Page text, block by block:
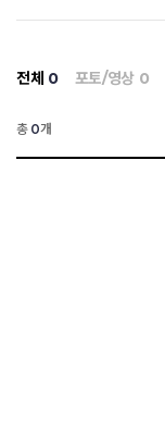
전체 0 포토/영상 0
총 0개